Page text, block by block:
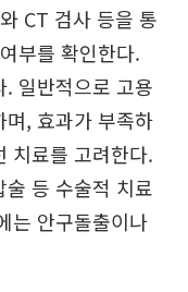
CT 검사 등을 통
부를 확인한다.
일반적으로 고용
, 효과가 부족하
치료를 고려한다.
등 수술적 치료
는 안구돌출이나